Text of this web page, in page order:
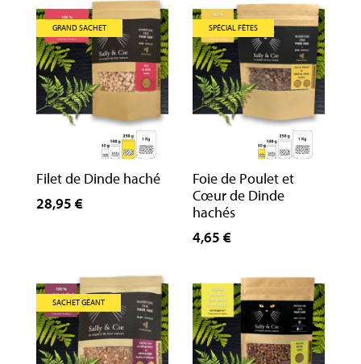
GRAND SACHET
Filet de Dinde haché
28,95 €
SPÉCIAL FÊTES
Foie de Poulet et
Cœur de Dinde
hachés
4,65 €
SACHET GÉANT